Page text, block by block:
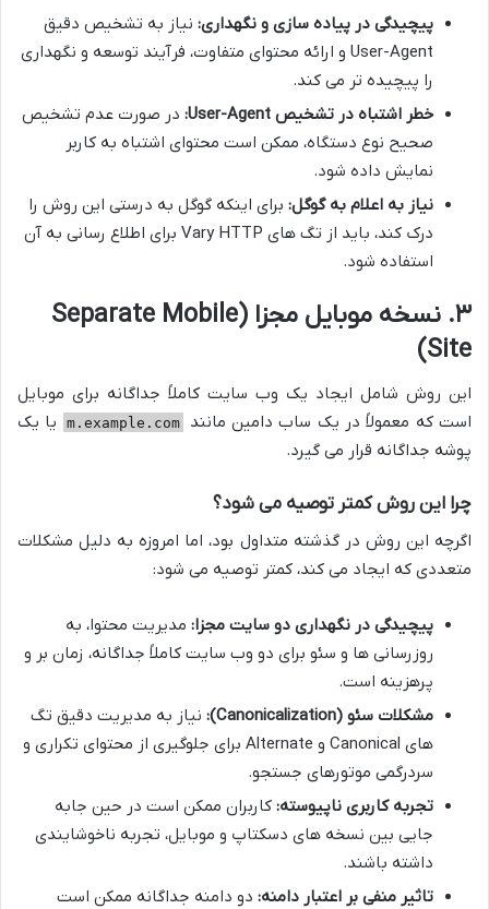
پیچیدگی در پیاده سازی و نگهداری: نیاز به تشخیص دقیق
User-Agent و ارائه محتوای متفاوت، فرآیند توسعه و نگهداری
را پیچیده تر می کند.
خطر اشتباه در تشخیص User-Agent:
در صورت عدم تشخیص
صحیح نوع دستگاه، ممکن است محتوای اشتباه به کاربر
نمایش داده شود.
نیاز به اعلام به گوگل: برای اینکه گوگل به درستی این روش را
درک کند، باید از تگ های Vary HTTP برای اطلاع رسانی به آن
استفاده شود.
۳. نسخه موبایل مجزا (Separate Mobile
Site)
این روش شامل ایجاد یک وب سایت کاملاً جداگانه برای موبایل
است که معمولاً در یک ساب دامین مانند
m.example.com
یا یک
پوشه جداگانه قرار می گیرد.
چرا این روش کمتر توصیه می شود؟
اگرچه این روش در گذشته متداول بود، اما امروزه به دلیل مشکلات
متعددی که ایجاد می کند، کمتر توصیه می شود:
پیچیدگی در نگهداری دو سایت مجزا: مدیریت محتوا، به
روزرسانی ها و سئو برای دو وب سایت کاملاً جداگانه، زمان بر و
پرهزینه است.
مشکلات سئو (Canonicalization):
نیاز به مدیریت دقیق تگ
های Canonical و Alternate برای جلوگیری از محتوای تکراری و
سردرگمی موتورهای جستجو.
تجربه کاربری ناپیوسته: کاربران ممکن است در حین جابه
جایی بین نسخه های دسکتاپ و موبایل، تجربه ناخوشایندی
داشته باشند.
تاثیر منفی بر اعتبار دامنه: دو دامنه جداگانه ممکن است